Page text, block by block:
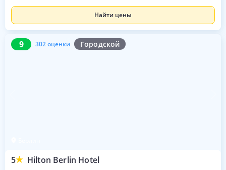
Найти цены
9 302 оценки Городской
5 Hilton Berlin Hotel
9 302 оценки